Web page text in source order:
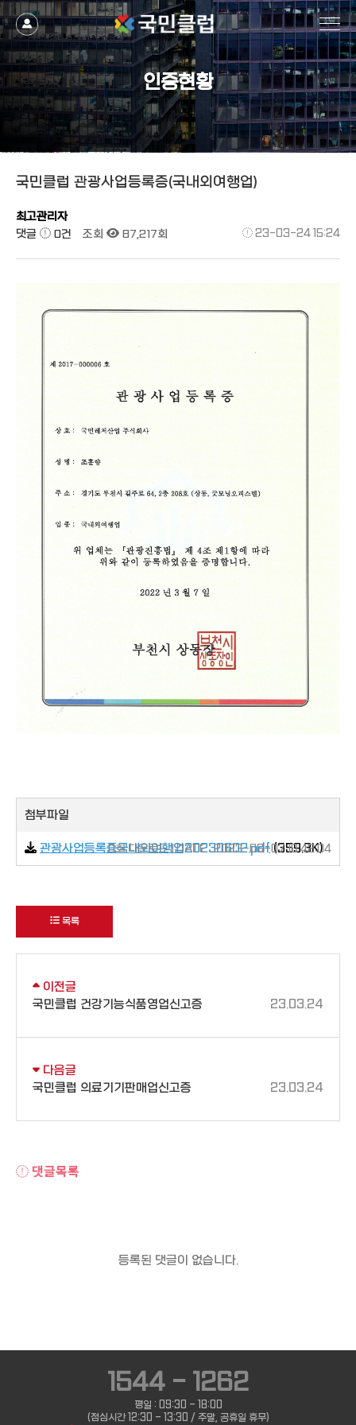
인증현황
국민클럽 관광사업등록증(국내외여행업)
최고관리자
댓글 0건 조회 87,217회 23-03-24 15:24
첨부파일
관광사업등록증국내외여행업20230602.pdf(359.3K)
0회 다운로드 | DATE : 2023-06-07 10:42:04
목록
이전글
국민클럽 건강기능식품영업신고증
23.03.24
다음글
국민클럽 의료기기판매업신고증
23.03.24
댓글목록
등록된 댓글이 없습니다.
1544 - 1262
평일 : 09:30 - 18:00
(점심시간 12:30 - 13:30 / 주말, 공휴일 휴무)